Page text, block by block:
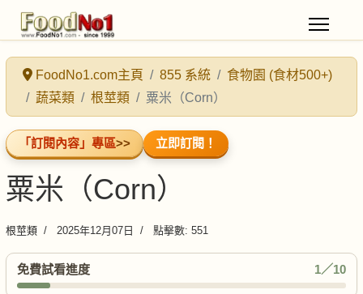
FoodNo1.com主頁 855 系統
食物園 (食材500+)
蔬菜類
根莖類 粟米（Corn）
「訂閱內容」專區>> 立即訂閱！
粟米（Corn）
根莖類 2025年12月07日 點擊數: 551
免費試看進度 1／10